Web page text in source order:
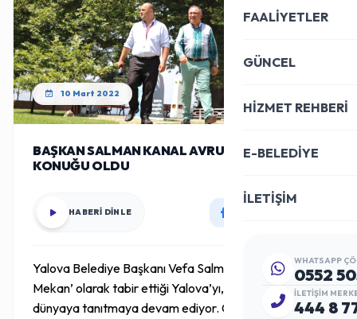
FAALİYETLER
GÜNCEL
HİZMET REHBERİ
E-BELEDİYE
İLETİŞİM
WHATSAPP
0552
İLETIŞIM
444 8
10 Mart 2022
BAŞKAN SALMAN KANAL AVRUPA’NIN
KONUĞU OLDU
HABERİ DİNLE
Yalova Belediye Başkanı Vefa Salman, ‘Cennet
Mekan’ olarak tabir ettiği Yalova’yı, ülkemize ve
dünyaya tanıtmaya devam ediyor. Göreve geldiği ilk